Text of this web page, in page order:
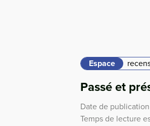
Espace
Passé et
Date de publication
Temps de lecture